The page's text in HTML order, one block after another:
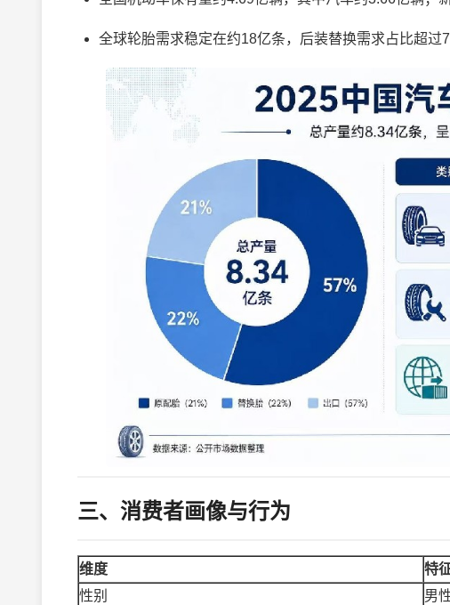
全球轮胎需求稳定在约18亿条，后装替换需求占比超过
三、消费者画像与行为
维度
特
性别
男